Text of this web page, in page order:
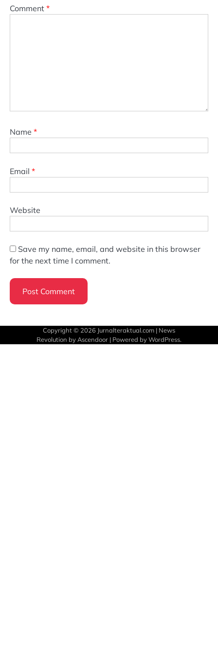
Comment *
Name *
Email *
Website
Save my name, email, and website in this browser
for the next time I comment.
Copyright © 2026 Jurnalteraktual.com | News
Revolution by Ascendoor | Powered byWordPress.